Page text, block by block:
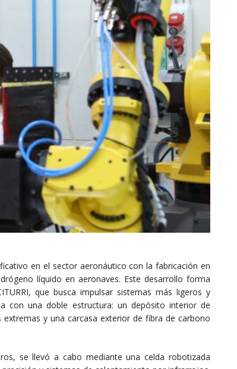
en el sector aeronáutico con la fabricación en
líquido en aeronaves. Este desarrollo forma
que busca impulsar sistemas más ligeros y
con una doble estructura: un depósito interior de
y una carcasa exterior de fibra de carbono
se llevó a cabo mediante una celda robotizada